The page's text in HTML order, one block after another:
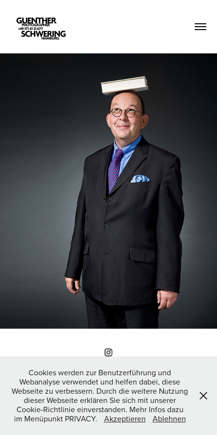
KIND OF UNAUTHORIZED REPRODUCTION IS PROHIBITED.
Cookies werden zur Benutzerführung und
Webanalyse verwendet und helfen dabei, diese
Webseite zu verbessern. Durch die weitere Nutzung
dieser Webseite erklären Sie sich mit unserer
Cookie-Richtlinie einverstanden. Mehr Infos dazu
im Menüpunkt PRIVACY.
Akzeptieren Ablehnen